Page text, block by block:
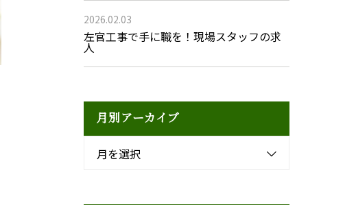
2026.02.03
左官工事で手に職を！現場スタッフの求
人
月別アーカイブ
月を選択